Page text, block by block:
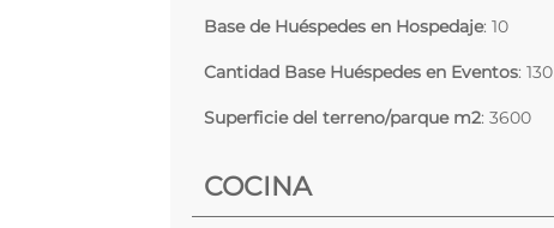
Base de Huéspedes en Hospedaje: 10
Cantidad Base Huéspedes en Eventos: 130
Superficie del terreno/parque m2: 3600
COCINA